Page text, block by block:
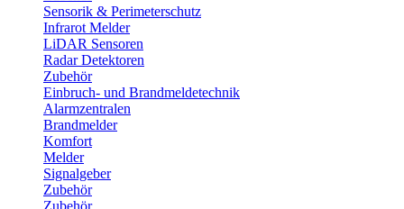
Sensorik & Perimeterschutz
Infrarot Melder
LiDAR Sensoren
Radar Detektoren
Zubehör
Einbruch- und Brandmeldetechnik
Alarmzentralen
Brandmelder
Komfort
Melder
Signalgeber
Zubehör
Zubehör